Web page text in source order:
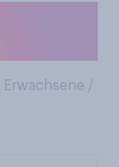
Erwachsene /